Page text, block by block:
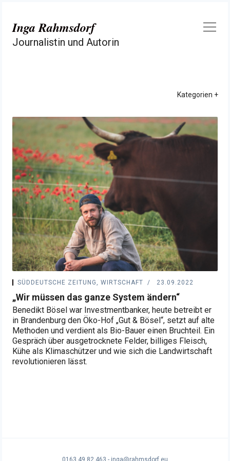
Inhalt
springen
Inga Rahmsdorf
Journalistin und Autorin
Kategorien
SÜDDEUTSCHE ZEITUNG, WIRTSCHAFT 23.09.2022
„Wir müssen das ganze System ändern“
Benedikt Bösel war Investmentbanker, heute betreibt er
in Brandenburg den Öko-Hof „Gut & Bösel“, setzt auf alte
Methoden und verdient als Bio-Bauer einen Bruchteil. Ein
Gespräch über ausgetrocknete Felder, billiges Fleisch,
Kühe als Klimaschützer und wie sich die Landwirtschaft
revolutionieren lässt.
0163 49 82 463 - inga@rahmsdorf.eu